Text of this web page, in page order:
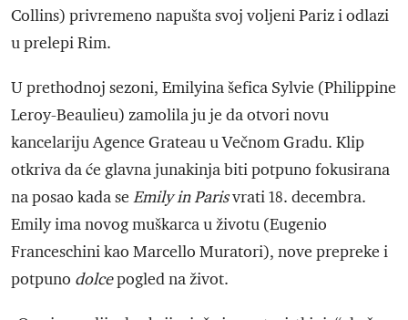
Collins) privremeno napušta svoj voljeni Pariz i odlazi
u prelepi Rim.
U prethodnoj sezoni, Emilyina šefica Sylvie (Philippine
Leroy-Beaulieu) zamolila ju je da otvori novu
kancelariju Agence Grateau u Večnom Gradu. Klip
otkriva da će glavna junakinja biti potpuno fokusirana
na posao kada se Emily in Parisvrati 18. decembra.
Emily ima novog muškarca u životu (Eugenio
Franceschini kao Marcello Muratori), nove prepreke i
potpuno dolcepogled na život.